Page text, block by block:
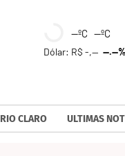
--ºC --ºC
Dólar: R$ -,----.--%
RIO CLARO ULTIMAS